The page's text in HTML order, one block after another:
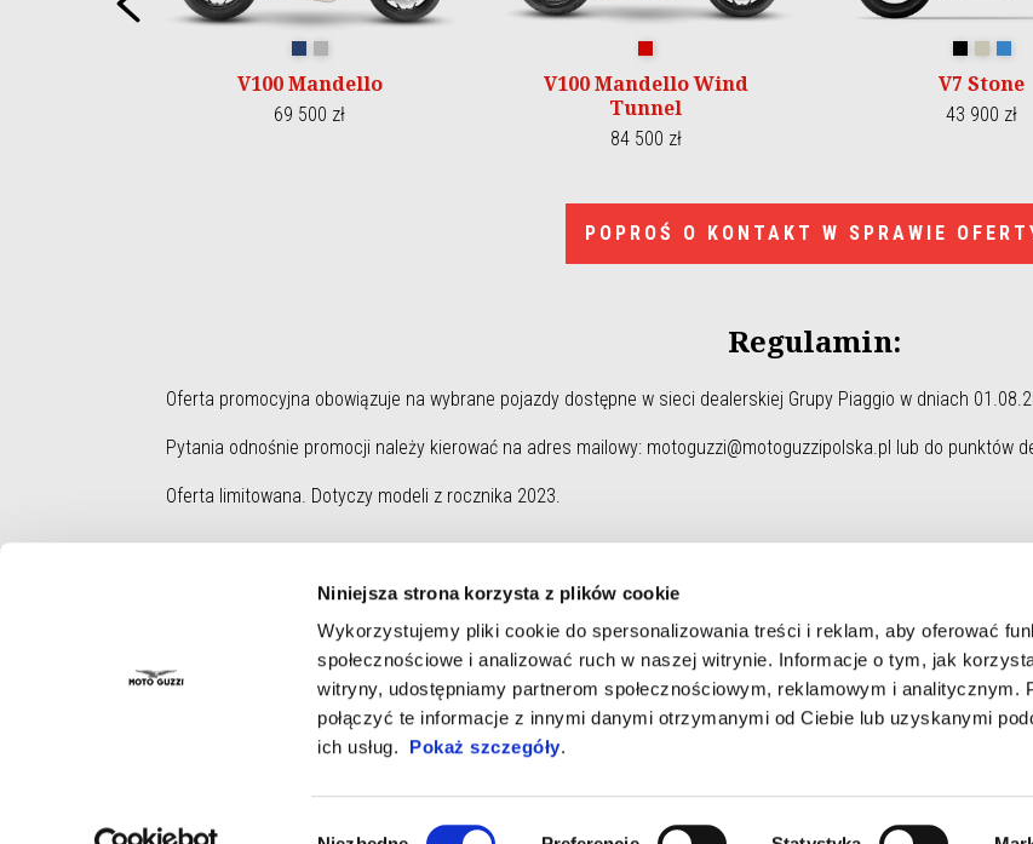
Niniejsza strona korzysta z plików cookie
Wykorzystujemy pliki cookie do spersonalizowania treści i reklam, aby oferować
społecznościowe i analizować ruch w naszej witrynie. Informacje o tym, jak
witryny, udostępniamy partnerom społecznościowym, reklamowym i analitycznym.
połączyć te informacje z innymi danymi otrzymanymi od Ciebie lub uzyskanymi
ich usług. Pokaż szczegóły.
V100 Mandello
69 500 zł
V100 Mandello Wind
Tunnel
84 500 zł
V7 Stone
43 900 zł
POPROŚ O KONTAKT W SPRAWIE
Regulamin:
Oferta promocyjna obowiązuje na wybrane pojazdy dostępne w sieci dealerskiej Grupy Piaggio w dniach
Pytania odnośnie promocji należy kierować na adres mailowy: motoguzzi@motoguzzipolska.pl lub do punktów
Oferta limitowana. Dotyczy modeli z rocznika 2023.
Modele Akcesoria
Akcesoria
Świat Moto Guzzi
Aktualności
Moto Guzzi Przyszłości
Serwis
Konserwacja i serwis